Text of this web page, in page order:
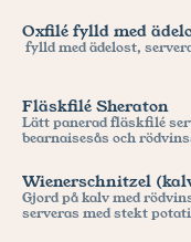
Oxfilé fylld med
fylld med ädelost,
Fläskfilé Sheraton
Lätt panerad fläskfilé
bearnaisesås och
Wienerschnitzel
Gjord på kalv med
serveras med stekt